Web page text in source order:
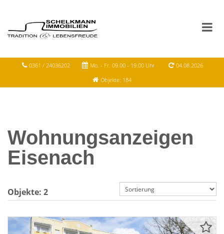
0361 / 24036202 Mo. - Fr. 09.00 - 19.00 Uhr
04.08.2026
Objekte: 184
Wohnungsanzeigen
Eisenach
Objekte: 2